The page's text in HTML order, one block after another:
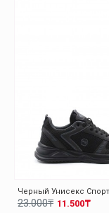
11.500₸
23.000₸